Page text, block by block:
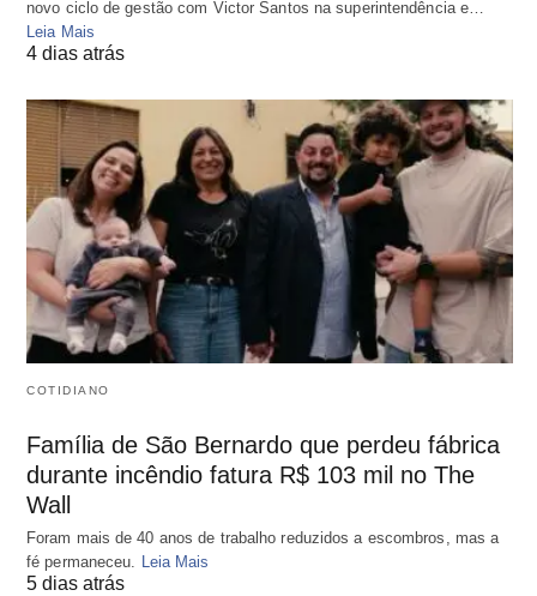
novo ciclo de gestão com Victor Santos na superintendência e…
Leia Mais
4 dias atrás
COTIDIANO
Família de São Bernardo que perdeu fábrica
durante incêndio fatura R$ 103 mil no The
Wall
Foram mais de 40 anos de trabalho reduzidos a escombros, mas a
fé permaneceu. Leia Mais
5 dias atrás